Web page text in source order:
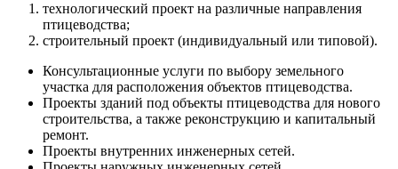
технологический проект на различные направления
птицеводства;
строительный проект (индивидуальный или типовой).
Консультационные услуги по выбору земельного
участка для расположения объектов птицеводства.
Проекты зданий под объекты птицеводства для нового
строительства, а также реконструкцию и капитальный
ремонт.
Проекты внутренних инженерных сетей.